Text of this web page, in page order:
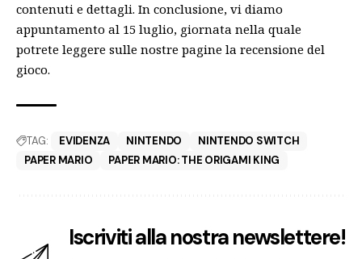
contenuti e dettagli. In conclusione, vi diamo
appuntamento al 15 luglio, giornata nella quale
potrete leggere sulle nostre pagine la recensione del
gioco.
TAG: EVIDENZA NINTENDO
NINTENDO SWITCH
PAPER MARIO
PAPER MARIO: THE ORIGAMI KING
Iscriviti alla nostra newslettere!